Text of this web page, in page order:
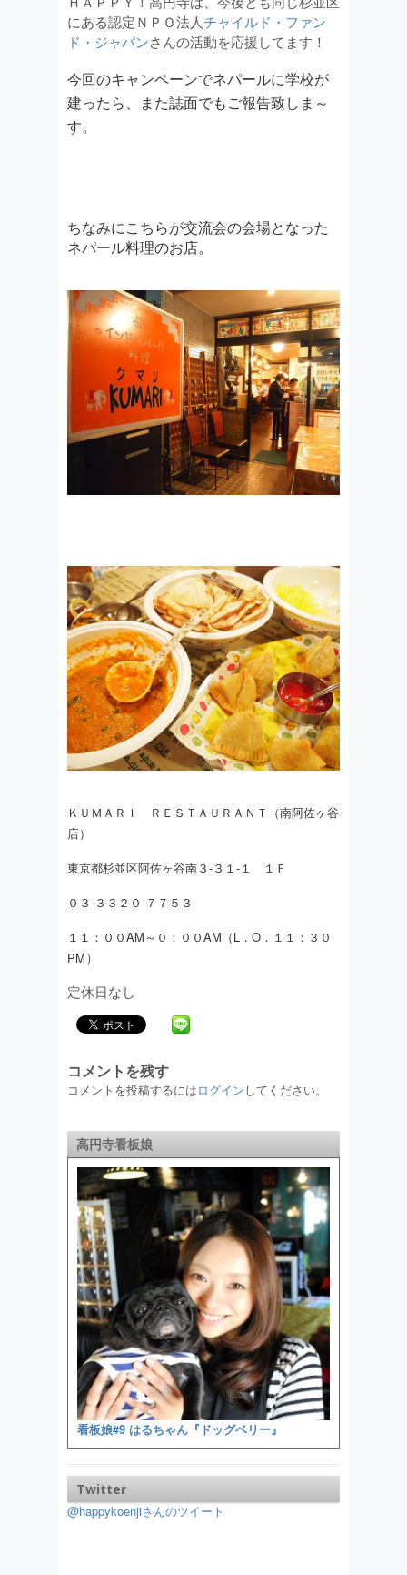
にある認定ＮＰＯ法人チャイルド・ファン
ド・ジャパンさんの活動を応援してます！
今回のキャンペーンでネパールに学校が
建ったら、また誌面でもご報告致しま～
す。
ちなみにこちらが交流会の会場となった
ネパール料理のお店。
ＫＵＭＡＲＩ ＲＥＳＴＡＵＲＡＮＴ（南阿佐ヶ谷
店）
東京都杉並区阿佐ヶ谷南３-３１-１ １Ｆ
０３-３３２０-７７５３
１１：００AM～０：００AM （L．O．１１：３０
PM）
定休日なし
コメントを残す
コメントを投稿するにはログインしてください。
高円寺看板娘
看板娘#9 はるちゃん『ドッグベリー』
Twitter
@happykoenjiさんのツイート